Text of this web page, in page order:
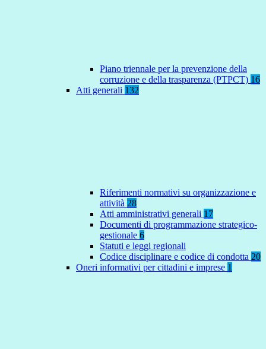
Piano triennale per la prevenzione della
corruzione e della trasparenza (PTPCT) 16
Atti generali 132
Riferimenti normativi su organizzazione e
attività 28
Atti amministrativi generali 17
Documenti di programmazione strategico-
gestionale 6
Statuti e leggi regionali
Codice disciplinare e codice di condotta 20
Oneri informativi per cittadini e imprese 1